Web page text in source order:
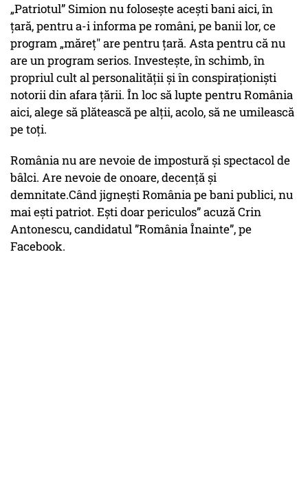
„Patriotul” Simion nu folosește acești bani aici, în
țară, pentru a-i informa pe români, pe banii lor, ce
program „măreț" are pentru țară. Asta pentru că nu
are un program serios. Investește, în schimb, în
propriul cult al personalității și în conspiraționiști
notorii din afara țării. În loc să lupte pentru România
aici, alege să plătească pe alții, acolo, să ne umilească
pe toți.
România nu are nevoie de impostură și spectacol de
bâlci. Are nevoie de onoare, decență și
demnitate.Când jignești România pe bani publici, nu
mai ești patriot. Ești doar periculos” acuză Crin
Antonescu, candidatul ”România Înainte”, pe
Facebook.